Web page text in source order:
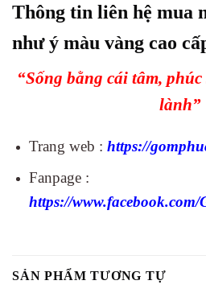
Thông tin liên hệ mua
như ý màu vàng cao
“Sống bằng cái tâm, phúc
lành”
Trang web : https://
Fanpage:
https://www.facebook.com/
SẢN PHẨM TƯƠNG TỰ